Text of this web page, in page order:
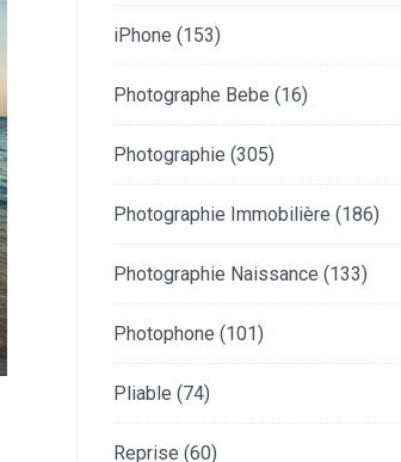
iPhone (153)
Photographe Bebe (16)
Photographie (305)
Photographie Immobilière (186)
Photographie Naissance (133)
Photophone (101)
Pliable (74)
Reprise (60)